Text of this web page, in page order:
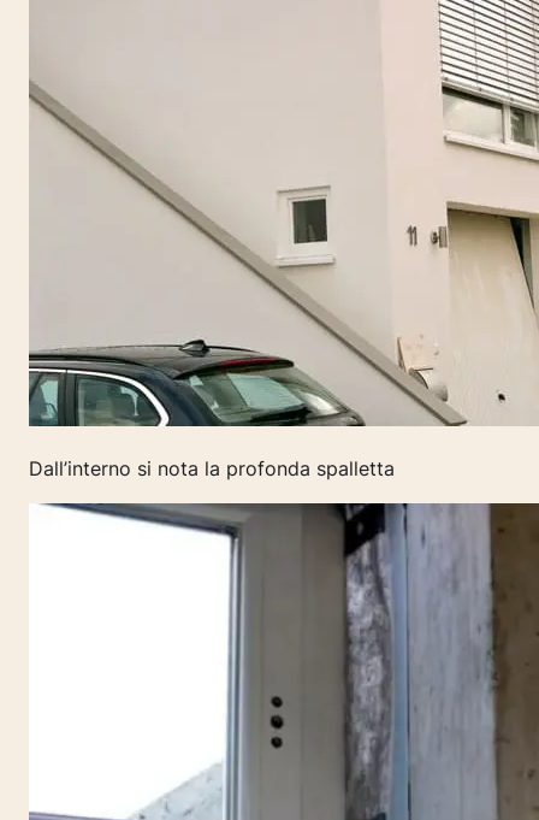
Dall’interno si nota la profonda spalletta